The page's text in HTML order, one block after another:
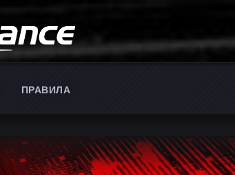
ПРАВИЛА